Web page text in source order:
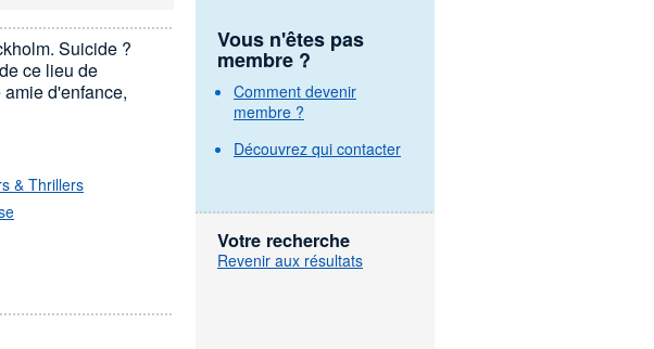
Suicide ?
ce lieu de
d'enfance,
& Thrillers
Vous n'êtes pas
membre ?
Comment devenir
membre ?
Découvrez qui contacter
Votre recherche
Revenir aux résultats